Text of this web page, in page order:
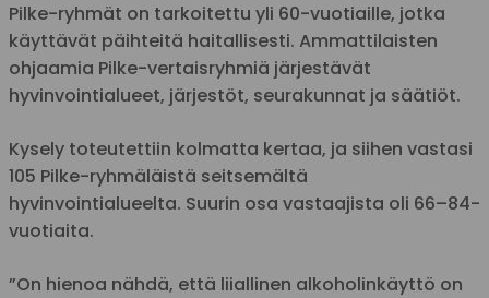
Pilke-ryhmät on tarkoitettu yli 60-vuotiaille, jotka
käyttävät päihteitä haitallisesti. Ammattilaisten
ohjaamia Pilke-vertaisryhmiä järjestävät
hyvinvointialueet, järjestöt, seurakunnat ja säätiöt.
Kysely toteutettiin kolmatta kertaa, ja siihen vastasi
105 Pilke-ryhmäläistä seitsemältä
hyvinvointialueelta. Suurin osa vastaajista oli 66–84-
vuotiaita.
”On hienoa nähdä, että liiallinen alkoholinkäyttö on